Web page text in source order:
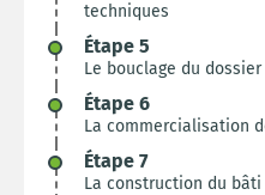
techniques
Étape 5
Le bouclage du
Étape 6
La commercialisation
Étape 7
La construction du bâti